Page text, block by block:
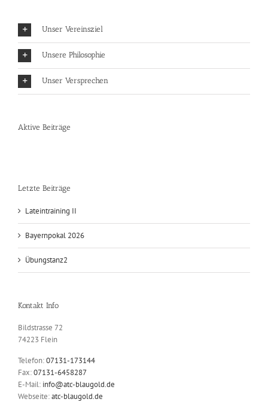
Unser Vereinsziel
Unsere Philosophie
Unser Versprechen
Aktive Beiträge
Letzte Beiträge
Lateintraining II
Bayernpokal 2026
Übungstanz2
Kontakt Info
Bildstrasse 72
74223 Flein
Telefon:07131-173144
Fax:07131-6458287
E-Mail: info@atc-blaugold.de
Webseite:atc-blaugold.de